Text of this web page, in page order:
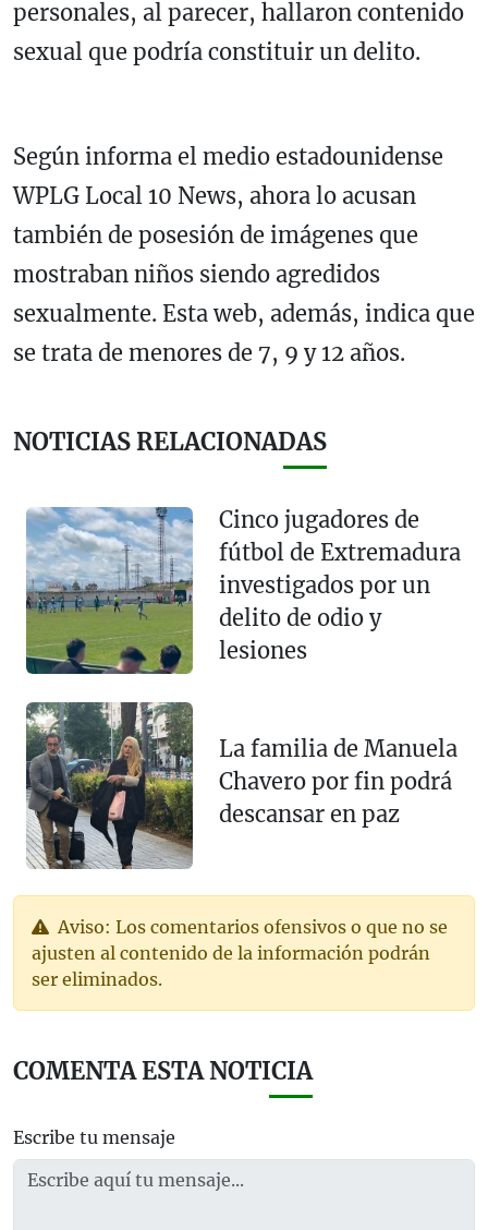
personales, al parecer, hallaron contenido
sexual que podría constituir un delito.
Según informa el medio estadounidense
WPLG Local 10 News, ahora lo acusan
también de posesión de imágenes que
mostraban niños siendo agredidos
sexualmente. Esta web, además, indica que
se trata de menores de 7, 9 y 12 años.
NOTICIAS RELACIONADAS
Cinco jugadores de
fútbol de Extremadura
investigados por un
delito de odio y
lesiones
La familia de Manuela
Chavero por fin podrá
descansar en paz
Aviso: Los comentarios ofensivos o que no se
ajusten al contenido de la información podrán
ser eliminados.
COMENTA ESTA NOTICIA
Escribe tu mensaje